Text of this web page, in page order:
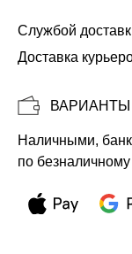
Службой
Доставка
Наличными,
по